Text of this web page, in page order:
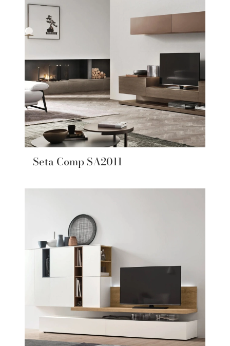
Seta Comp SA2011